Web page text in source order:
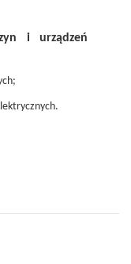
i urządzeń